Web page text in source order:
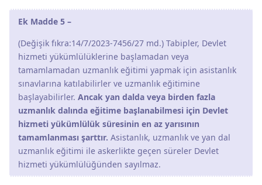
Ek Madde 5 –
(Değişik fıkra:14/7/2023-7456/27 md.) Tabipler, Devlet
hizmeti yükümlülüklerine başlamadan veya
tamamlamadan uzmanlık eğitimi yapmak için asistanlık
sınavlarına katılabilirler ve uzmanlık eğitimine
başlayabilirler. Ancak yan dalda veya birden fazla
uzmanlık dalında eğitime başlanabilmesi için Devlet
hizmeti yükümlülük süresinin en az yarısının
tamamlanması şarttır. Asistanlık, uzmanlık ve yan dal
uzmanlık eğitimi ile askerlikte geçen süreler Devlet
hizmeti yükümlülüğünden sayılmaz.